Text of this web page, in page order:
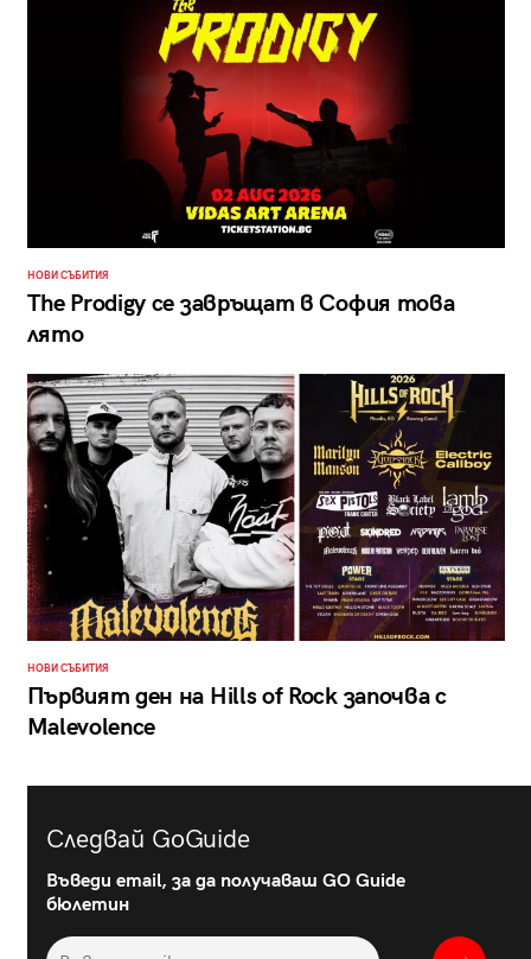
НОВИ СЪБИТИЯ
The Prodigy се завръщат в София това
лято
НОВИ СЪБИТИЯ
Първият ден на Hills of Rock започва с
Malevolence
Следвай GoGuide
Въведи email, за да получаваш GO Guide
бюлетин